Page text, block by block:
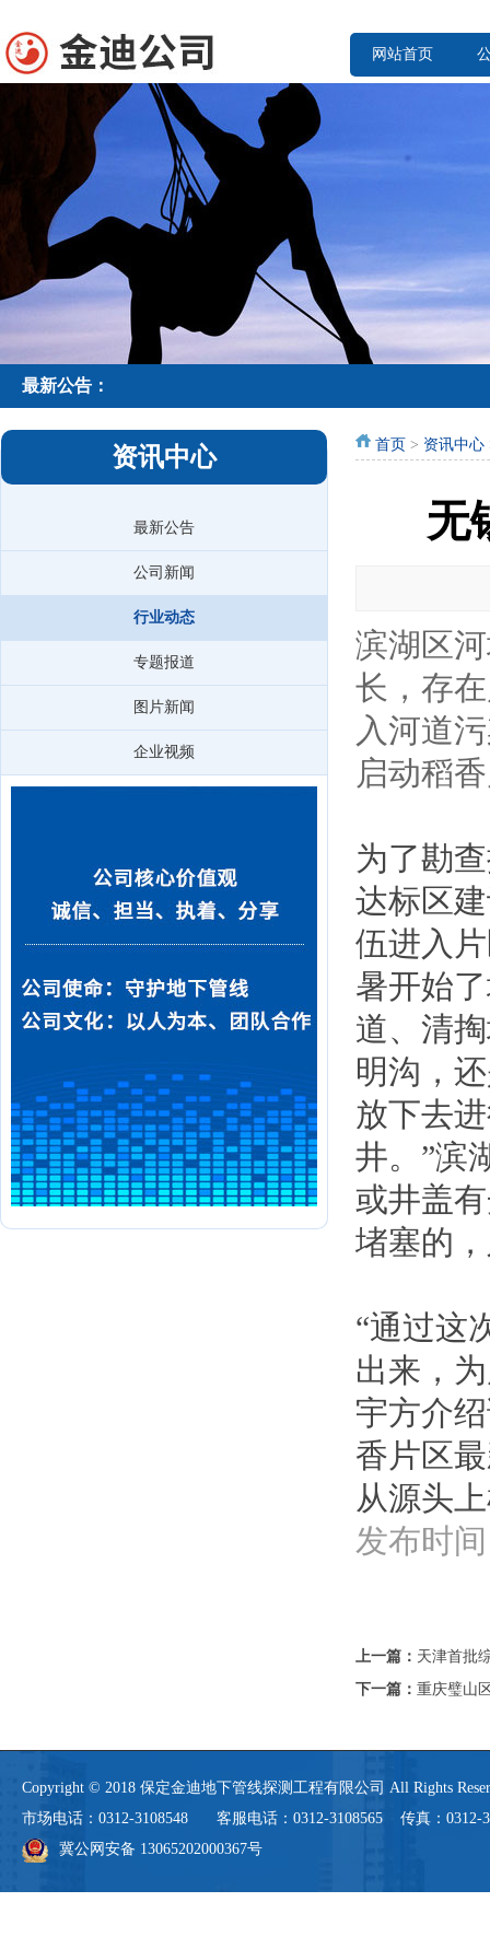
网站首页
最新公告：
资讯中心
最新公告
公司新闻
行业动态
专题报道
图片新闻
企业视频
首页 > 资讯中心
无
滨湖区
长，存
入河道
启动稻
为了勘
达标区
伍进入
暑开始
道、清
明沟，
放下去
井。”滨
或井盖
堵塞的
“通过这
出来，
宇方介
香片区
从源头
发布时
上一篇： 天津首批
下一篇： 重庆璧山
Copyright © 2018 保定金迪地下管线探测工程有限公司 All Rights
市场电话：0312-3108548 客服电话：0312-3108565 传真：
冀公网安备 13065202000367号